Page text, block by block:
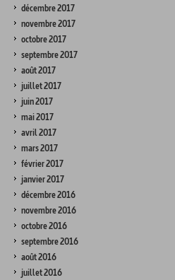
décembre 2017
novembre 2017
octobre 2017
septembre 2017
août 2017
juillet 2017
juin 2017
mai 2017
avril 2017
mars 2017
février 2017
janvier 2017
décembre 2016
novembre 2016
octobre 2016
septembre 2016
août 2016
juillet 2016